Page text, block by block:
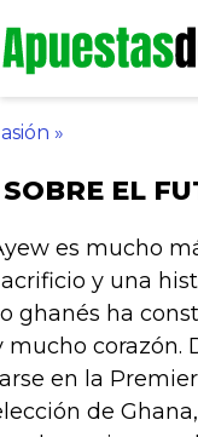
»
EL
es mucho
y una
ghanés ha
mucho corazón.
en la
de